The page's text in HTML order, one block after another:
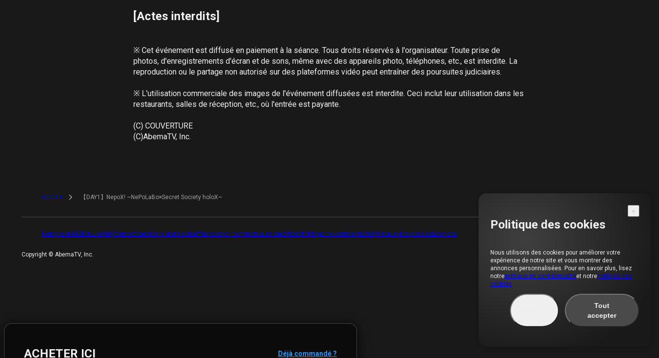
[Actes interdits]
※ Cet événement est diffusé en paiement à la séance. Tous droits réservés à l'organisateur. Toute prise de
photos, d'enregistrements d'écran et de sons, même avec des appareils photo, téléphones, etc., est interdite. La
reproduction ou le partage non autorisé sur des plateformes vidéo peut entraîner des poursuites judiciaires.
※ L'utilisation commerciale des images de l'événement diffusées est interdite. Ceci inclut leur utilisation dans les
restaurants, salles de réception, etc., où l'entrée est payante.
(C) COUVERTURE
(C)AbemaTV, Inc.
ACCUEIL 【DAY1】NepoX! ~NePoLaBo×Secret Society holoX~
À propos d'ABEMA LiveFAQContactConditions d'utilisationTransaction commerciales spécifiéesPolitique de confidentialitéPolitique des cookiesLicences
Copyright ©︎ AbemaTV, Inc.
ACHETER ICI Déjà commandé ?
Politique des cookies
Nous utilisons des cookies pour améliorer votre
expérience de notre site et vous montrer des
annonces personnalisées. Pour en savoir plus, lisez
notrepolitique de confidentialitéet notrepolitique des
cookies
Tout
accepter